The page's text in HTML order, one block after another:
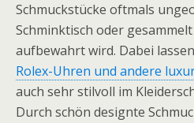
Schmuckstücke oftmals
Schminktisch oder
aufbewahrt wird. Dabei
Rolex-Uhren und andere
auch sehr stilvoll im
Durch schön designte